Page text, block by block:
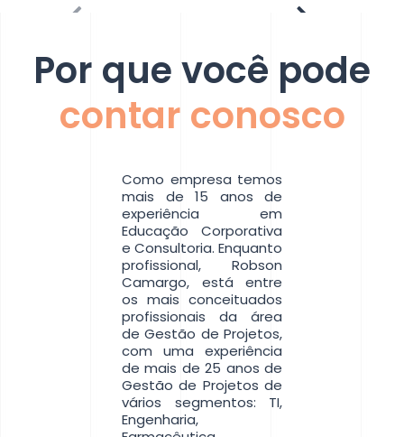
Por que você pode
contar conosco
Como empresa temos
mais de 15 anos de
experiência em
Educação Corporativa
e Consultoria. Enquanto
profissional, Robson
Camargo, está entre
os mais conceituados
profissionais da área
de Gestão de Projetos,
com uma experiência
de mais de 25 anos de
Gestão de Projetos de
vários segmentos: TI,
Engenharia,